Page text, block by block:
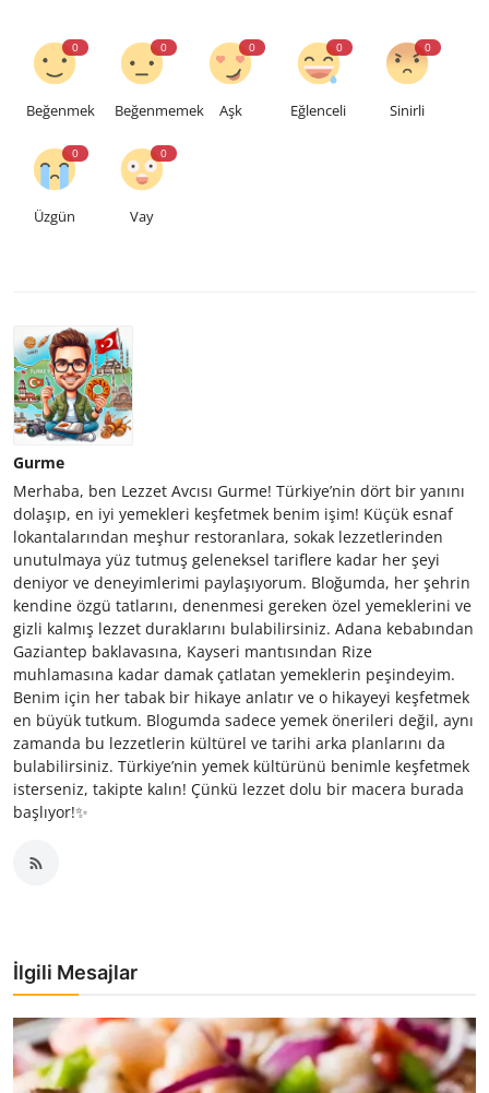
0
Beğenmek
0
Beğenmemek
0
Aşk
0
Eğlenceli
0
Sinirli
0
Üzgün
0
Vay
Gurme
Merhaba, ben Lezzet Avcısı Gurme! Türkiye’nin dört bir yanını
dolaşıp, en iyi yemekleri keşfetmek benim işim! Küçük esnaf
lokantalarından meşhur restoranlara, sokak lezzetlerinden
unutulmaya yüz tutmuş geleneksel tariflere kadar her şeyi
deniyor ve deneyimlerimi paylaşıyorum. Bloğumda, her şehrin
kendine özgü tatlarını, denenmesi gereken özel yemeklerini ve
gizli kalmış lezzet duraklarını bulabilirsiniz. Adana kebabından
Gaziantep baklavasına, Kayseri mantısından Rize
muhlamasına kadar damak çatlatan yemeklerin peşindeyim.
Benim için her tabak bir hikaye anlatır ve o hikayeyi keşfetmek
en büyük tutkum. Blogumda sadece yemek önerileri değil, aynı
zamanda bu lezzetlerin kültürel ve tarihi arka planlarını da
bulabilirsiniz. Türkiye’nin yemek kültürünü benimle keşfetmek
isterseniz, takipte kalın! Çünkü lezzet dolu bir macera burada
başlıyor!✨
İlgili Mesajlar